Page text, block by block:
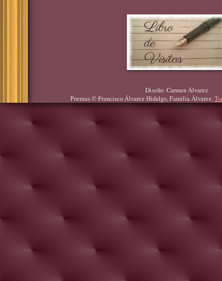
Diseño: Carmen Álvarez
Poemas © Francisco Álvarez Hidalgo, Familia Álvarez.